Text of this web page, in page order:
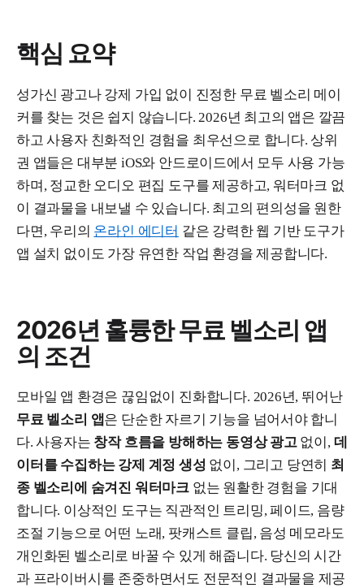
핵심 요약
성가신 광고나 강제 가입 없이 진정한 무료 벨소리 메이
커를 찾는 것은 쉽지 않습니다. 2026년 최고의 앱은 깔끔
하고 사용자 친화적인 경험을 최우선으로 합니다. 상위
권 앱들은 대부분 iOS와 안드로이드에서 모두 사용 가능
하며, 정교한 오디오 편집 도구를 제공하고, 워터마크 없
이 결과물을 내보낼 수 있습니다. 최고의 편의성을 원한
다면, 우리의 온라인 에디터 같은 강력한 웹 기반 도구가
앱 설치 없이도 가장 유연한 작업 환경을 제공합니다.
2026년 훌륭한 무료 벨소리 앱
의 조건
모바일 앱 환경은 끊임없이 진화합니다. 2026년, 뛰어난
무료 벨소리 앱은 단순한 자르기 기능을 넘어서야 합니
다. 사용자는 창작 흐름을 방해하는 동영상 광고없이, 데
이터를 수집하는 강제 계정 생성 없이, 그리고 당연히 최
종 벨소리에 숨겨진 워터마크없는 원활한 경험을 기대
합니다. 이상적인 도구는 직관적인 트리밍, 페이드, 음량
조절 기능으로 어떤 노래, 팟캐스트 클립, 음성 메모라도
개인화된 벨소리로 바꿀 수 있게 해줍니다. 당신의 시간
과 프라이버시를 존중하면서도 전문적인 결과물을 제공